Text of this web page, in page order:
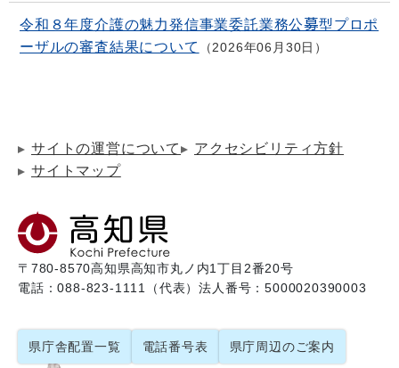
令和８年度介護の魅力発信事業委託業務公募型プロポ
ーザルの審査結果について
2026年06月30日
サイトの運営について
アクセシビリティ方針
サイトマップ
〒780-8570高知県高知市丸ノ内1丁目2番20号
電話：088-823-1111（代表）法人番号：5000020390003
県庁舎配置一覧 電話番号表 県庁周辺のご案内